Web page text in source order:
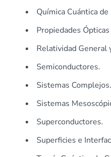
Química Cuántica
Propiedades
Relatividad General
Semiconductores.
Sistemas Complejos.
Sistemas
Superconductores.
Superficies e